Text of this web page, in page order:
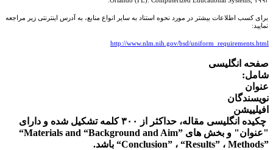
کسب اطلاعات بیشتر در مورد نحوه استناد به سایر انواع منابع، به آدرس اینترنتی زیر مراجعه
http://www.nlm.nih.gov/bsd/
انگلیسی
چکیده انگلیسی مقاله، حداکثر از ۳۰۰ کلمه تشکیل شده و دارای
و بخش های“Background and Aim”
“Materials and
، “Results”، “Conclusion”باشد.